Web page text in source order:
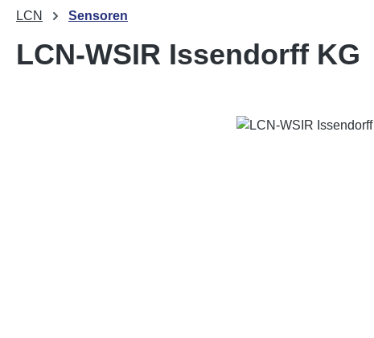
LCN Sensoren
LCN-WSIR Issendorff KG